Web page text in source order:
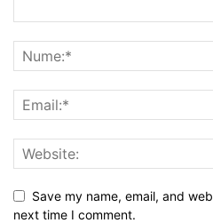
Save my name, email, and
next time I comment.